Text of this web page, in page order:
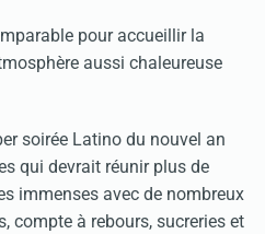
pour accueillir la
aussi chaleureuse
soirée Latino du nouvel an
qui devrait réunir plus de
immenses avec de nombreux
compte à rebours, sucreries et